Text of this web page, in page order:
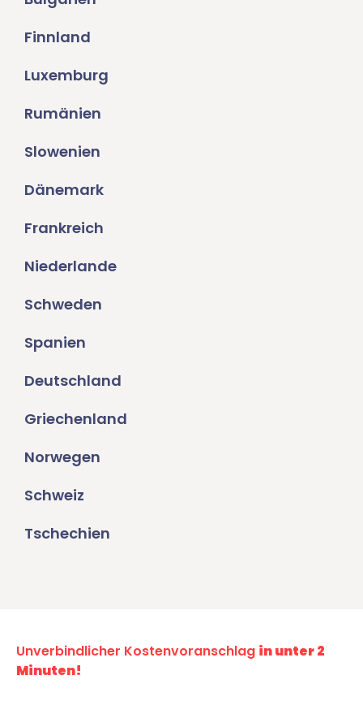
Finnland
Luxemburg
Rumänien
Slowenien
Dänemark
Frankreich
Niederlande
Schweden
Spanien
Deutschland
Griechenland
Norwegen
Schweiz
Tschechien
Unverbindlicher Kostenvoranschlag in unter 2
Minuten!